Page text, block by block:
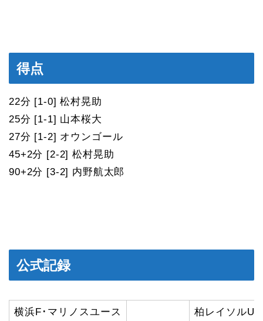
得点
22分 [1-0] 松村晃助
25分 [1-1] 山本桜大
27分 [1-2] オウンゴール
45+2分 [2-2] 松村晃助
90+2分 [3-2] 内野航太郎
公式記録
横浜F･マリノスユース 柏レイソルU-